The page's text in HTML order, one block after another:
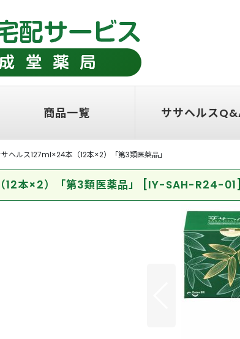
商品一覧 ササヘルス
ヘルス127ml×24本（12本×2）「第3類医薬品」
本×2）「第3類医薬品」 [IY-SAH-R24-01]